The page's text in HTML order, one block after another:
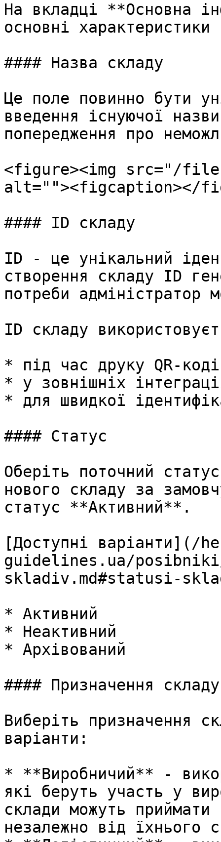
На вкладці **Основна
основні
#### Назва складу
Це поле повинно бути
введення існуючої
попередження про
<figure><img src="/
alt=""><figcaption></
#### ID складу
ID - це унікальний
створення складу ID
потреби адміністратор
ID складу
* під час друку QR-
* у зовнішніх
* для швидкої
#### Статус
Оберіть поточний
нового складу за
статус **Активний**.
[Доступні варіанти](/
guidelines.ua/
skladiv.md#statusi-
* Активний
* Неактивний
* Архівований
#### Призначення складу
Виберіть призначення
варіанти:
* **Виробничий** -
які беруть участь у
склади можуть
незалежно від їхнього